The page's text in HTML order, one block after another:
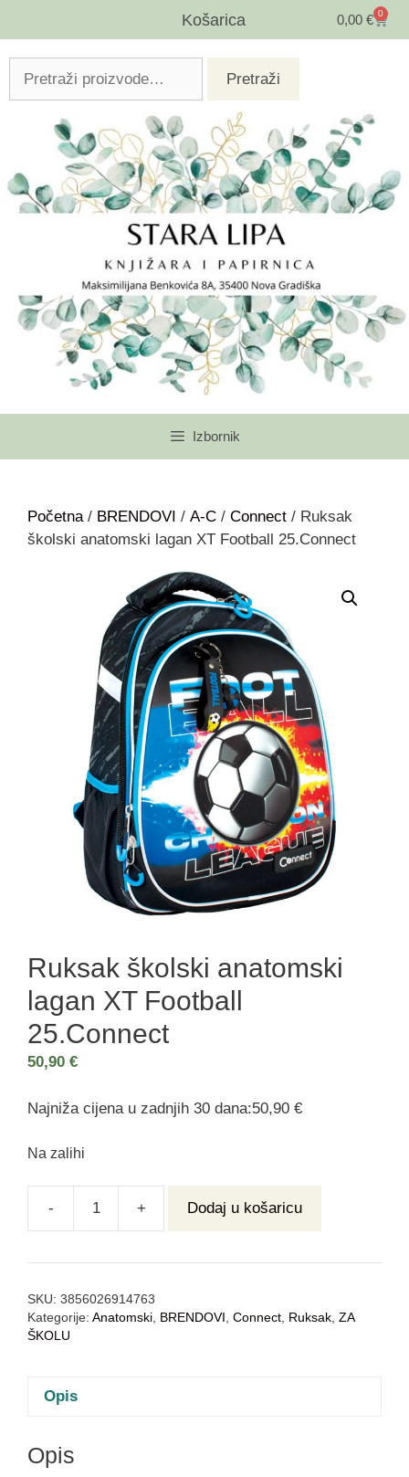
Košarica 0,00 € 0
Pretraži
Izbornik
Početna/ BRENDOVI / A-C / Connect / Ruksak
školski anatomski lagan XT Football 25.Connect
Ruksak školski anatomski
lagan XT Football
25.Connect
50,90 €
Najniža cijena u zadnjih 30 dana:50,90 €
Na zalihi
- + Dodaj u košaricu
SKU: 3856026914763
Kategorije: Anatomski BRENDOVI Connect Ruksak ZA
ŠKOLU
Opis
Opis